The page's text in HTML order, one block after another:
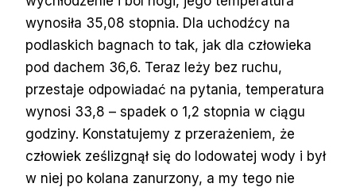
wynosiła 35,08 stopnia. Dla uchodźcy na
podlaskich bagnach to tak, jak dla człowieka
pod dachem 36,6. Teraz leży bez ruchu,
przestaje odpowiadać na pytania, temperatura
wynosi 33,8 – spadek o 1,2 stopnia w ciągu
godziny. Konstatujemy z przerażeniem, że
człowiek ześlizgnął się do lodowatej wody i był
w niej po kolana zanurzony, a my tego nie